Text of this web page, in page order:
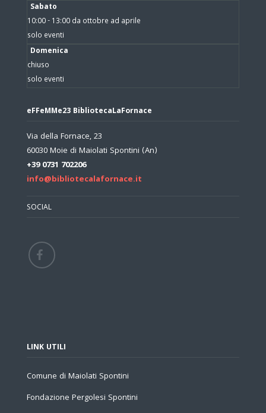
Sabato
10:00 - 13:00 da ottobre ad aprile
solo eventi
Domenica
chiuso
solo eventi
eFFeMMe23 BibliotecaLaFornace
Via della Fornace, 23
60030 Moie di Maiolati Spontini (An)
+39 0731 702206
info@bibliotecalafornace.it
SOCIAL
LINK UTILI
Comune di Maiolati Spontini
Fondazione Pergolesi Spontini